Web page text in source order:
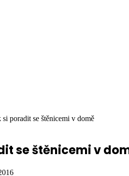
si poradit se štěnicemi v domě
se štěnicemi v